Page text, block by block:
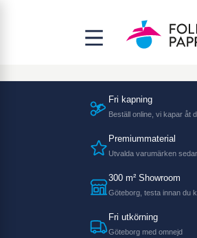
Fri kapning
Beställ online, vi kapar åt
Premiummaterial
Utvalda varumärken
300 m² Showroom
Göteborg, testa innan du
Fri utkörning
Göteborg med omnejd